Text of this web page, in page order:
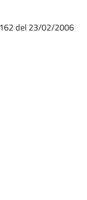
del 23/02/2006